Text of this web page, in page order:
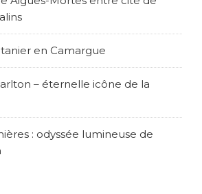
en Camargue
– éternelle icône de la
: odyssée lumineuse de